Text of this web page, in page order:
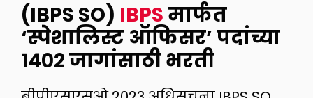
(IBPS SO) IBPSमार्फत
‘स्पेशालिस्ट ऑफिसर’ पदांच्या
1402 जागांसाठी भरती